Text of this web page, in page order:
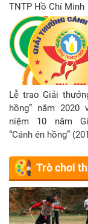
TNTP Hồ Chí Minh
Lễ trao Giải
hồng” năm 2020
niệm 10 năm
“Cánh én hồng”
Trò chơi